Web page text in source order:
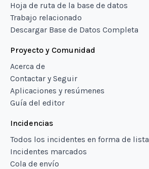
Hoja de ruta de la base de datos
Trabajo relacionado
Descargar Base de Datos Completa
Proyecto y Comunidad
Acerca de
Contactar y Seguir
Aplicaciones y resúmenes
Guía del editor
Incidencias
Todos los incidentes en forma de lista
Incidentes marcados
Cola de envío